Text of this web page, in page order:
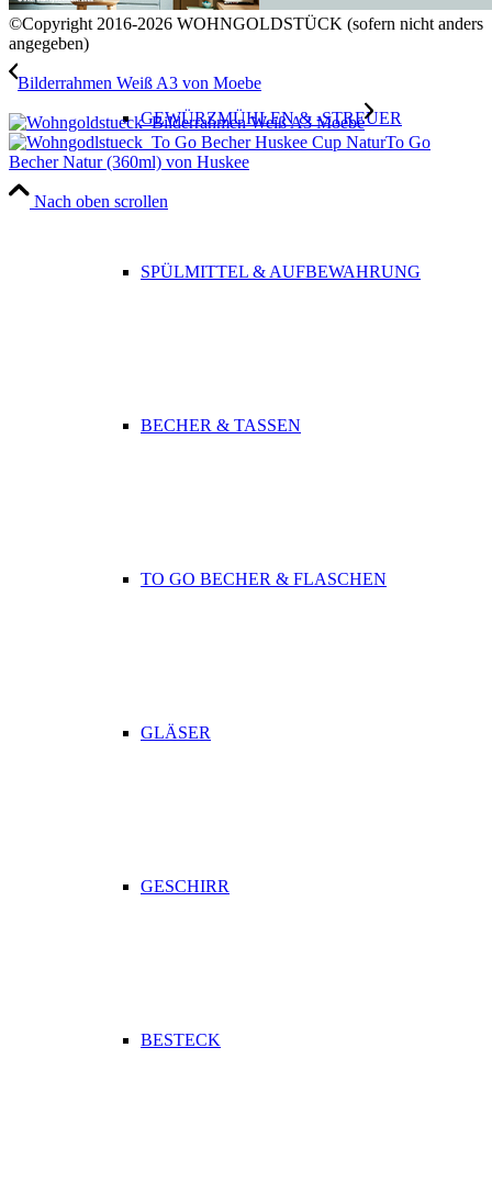
GEWÜRZMÜHLEN & -STREUER
SPÜLMITTEL & AUFBEWAHRUNG
BECHER & TASSEN
TO GO BECHER & FLASCHEN
GLÄSER
GESCHIRR
BESTECK
©Copyright 2016-2026 WOHNGOLDSTÜCK (sofern nicht anders
angegeben)
Bilderrahmen Weiß A3 von Moebe
To Go
Becher Natur (360ml) von Huskee
Nach oben scrollen